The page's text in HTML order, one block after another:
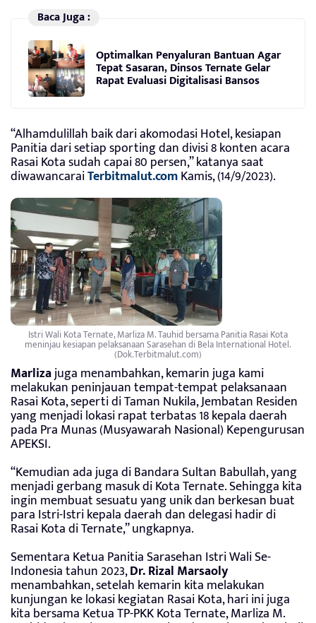
Baca Juga :
Optimalkan Penyaluran Bantuan Agar
Tepat Sasaran, Dinsos Ternate Gelar
Rapat Evaluasi Digitalisasi Bansos
“Alhamdulillah baik dari akomodasi Hotel, kesiapan
Panitia dari setiap sporting dan divisi 8 konten acara
Rasai Kota sudah capai 80 persen,” katanya saat
diwawancaraiTerbitmalut.comKamis, (14/9/2023).
Istri Wali Kota Ternate, Marliza M. Tauhid bersama Panitia Rasai Kota
meninjau kesiapan pelaksanaan Sarasehan di Bela International Hotel.
(Dok.Terbitmalut.com)
Marlizajuga menambahkan, kemarin juga kami
melakukan peninjauan tempat-tempat pelaksanaan
Rasai Kota, seperti di Taman Nukila, Jembatan Residen
yang menjadi lokasi rapat terbatas 18 kepala daerah
pada Pra Munas (Musyawarah Nasional) Kepengurusan
APEKSI.
“Kemudian ada juga di Bandara Sultan Babullah, yang
menjadi gerbang masuk di Kota Ternate. Sehingga kita
ingin membuat sesuatu yang unik dan berkesan buat
para Istri-Istri kepala daerah dan delegasi hadir di
Rasai Kota di Ternate,” ungkapnya.
Sementara Ketua Panitia Sarasehan Istri Wali Se-
Indonesia tahun 2023,Dr. Rizal Marsaoly
menambahkan, setelah kemarin kita melakukan
kunjungan ke lokasi kegiatan Rasai Kota, hari ini juga
kita bersama Ketua TP-PKK Kota Ternate, Marliza M.